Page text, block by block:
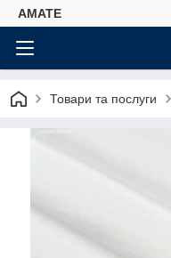
AMATE
Товари та послуги